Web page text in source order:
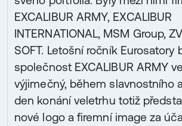
EXCALIBUR ARMY, EXCALIBUR
INTERNATIONAL, MSM Group,
SOFT. Letošní ročník Eurosatory
společnost EXCALIBUR ARMY
výjimečný, během slavnostního
den konání veletrhu totiž
nové logo a firemní image za